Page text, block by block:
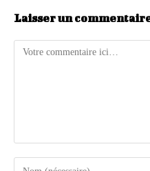
Laisser un